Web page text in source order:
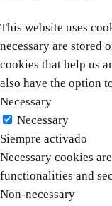
This website uses
necessary are stored
cookies that help us
also have the option
Necessary
Necessary
Siempre activado
Necessary cookies
functionalities and
Non-necessary